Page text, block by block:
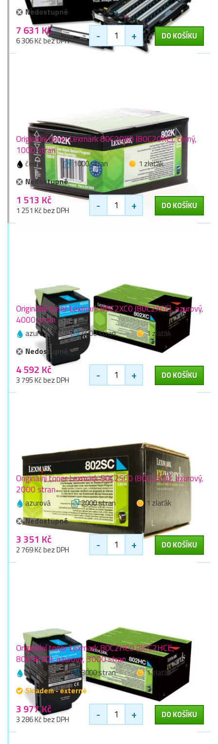
Nedostupné
7 631 Kč
6 306 Kč bez DPH - + DO KOŠÍKU
Originální toner Lexmark 80C20K0 (80C20KE), černý,
1000 stran
černá 1000 stran
1 zlaťák
Nedostupné
1 513 Kč
1 251 Kč bez DPH - + DO KOŠÍKU
Originální toner Lexmark 80C2XC0 (80C2XCE), azurový,
4000 stran
azurová 4000 stran
1 zlaťák
Nedostupné
4 592 Kč
3 795 Kč bez DPH - + DO KOŠÍKU
Originální toner Lexmark 80C2SC0 (80C2SCE), azurový,
2000 stran
azurová 2000 stran
1 zlaťák
Nedostupné
3 351 Kč
2 769 Kč bez DPH - + DO KOŠÍKU
Originální toner Lexmark 80C2HC0 (80C2HCE,
80C0H20), azurový, 3000 stran
azurová 3000 stran
1 zlaťák
Skladem - externě
3 977 Kč
3 286 Kč bez DPH - + DO KOŠÍKU